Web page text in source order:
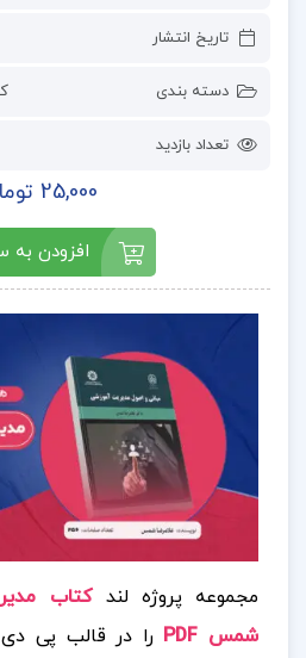
تاریخ انتشار
دسته بندی
تعداد بازدید
25,000 تومان
افزودن به
مجموعه پروژه لند کتاب
شمس PDF
را در قالب پی